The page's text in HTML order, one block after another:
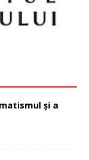
și a